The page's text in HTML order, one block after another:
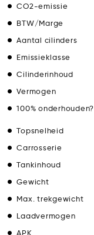
CO2-emissie
BTW/Marge
Aantal cilinders
Emissieklasse
Cilinderinhoud
Vermogen
100% onderhouden?
Topsnelheid
Carrosserie
Tankinhoud
Gewicht
Max. trekgewicht
Laadvermogen
APK